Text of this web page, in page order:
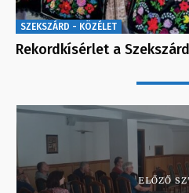
SZEKSZÁRD - KÖZÉLET
Rekordkísérlet a
ELŐZŐ